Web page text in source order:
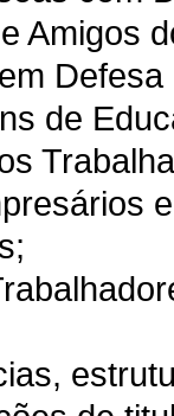
Amigos
de
e